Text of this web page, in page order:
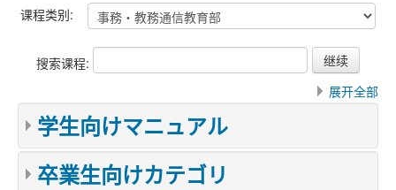
课程类别:
搜索课程:
展开全部
学生向けマニュアル
卒業生向けカテゴリ